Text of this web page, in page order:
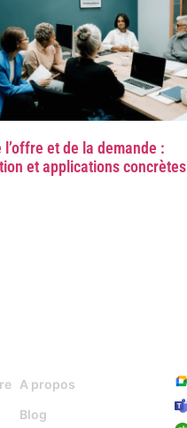
l’offre et de la demande :
et applications concrètes
A propos
Blog